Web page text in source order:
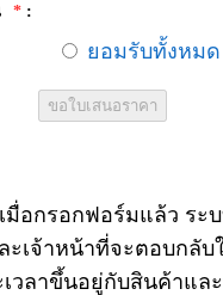
* :
ยอมรับทั้งหมด
เมื่อกรอกฟอร์มแล้ว ระ
ะเจ้าหน้าที่จะตอบกลับ
วลาขึ้นอยู่กับสินค้าแล